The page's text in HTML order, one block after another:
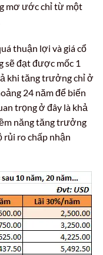
mơ ước chỉ từ một
thuận lợi và giá cổ
sẽ đạt được mốc 1
khi tăng trưởng chỉ ở
24 năm để biến
trọng ở đây là khả
năng tăng trưởng
rủi ro chấp nhận